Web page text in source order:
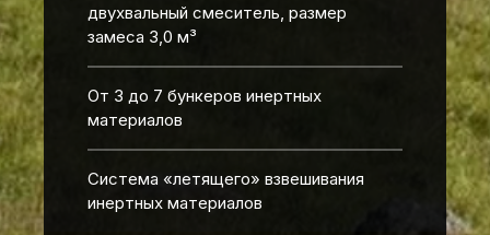
двухвальный смеситель, размер
замеса 3,0 м³
От 3 до 7 бункеров инертных
материалов
Система «летящего» взвешивания
инертных материалов